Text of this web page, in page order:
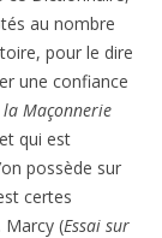
au nombre
pour le dire
une confiance
Maçonnerie
qui est
possède sur
certes
Marcy (Essai sur